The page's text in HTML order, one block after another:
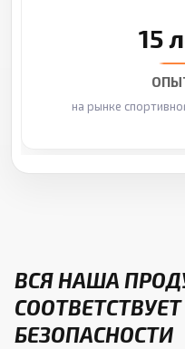
15
на рынке
ВСЯ НАША
БЕЗОПАСНОСТИ